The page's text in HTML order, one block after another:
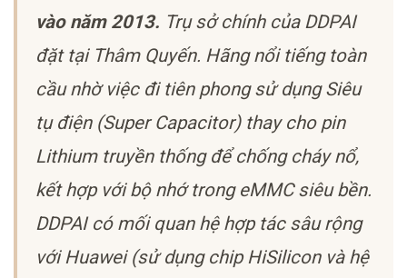
vào năm 2013. Trụ sở chính của DDPAI
đặt tại Thâm Quyến. Hãng nổi tiếng toàn
cầu nhờ việc đi tiên phong sử dụng Siêu
tụ điện (Super Capacitor) thay cho pin
Lithium truyền thống để chống cháy nổ,
kết hợp với bộ nhớ trong eMMC siêu bền.
DDPAI có mối quan hệ hợp tác sâu rộng
với Huawei (sử dụng chip HiSilicon và hệ